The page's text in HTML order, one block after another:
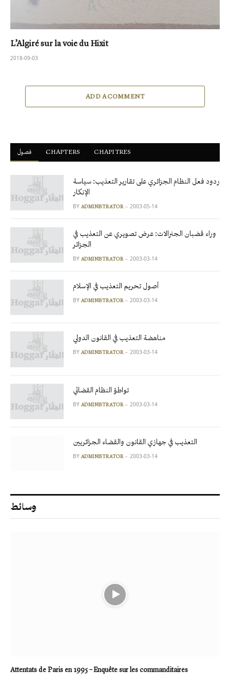
L’Algiré sur la voie du Hixit
2018-09-03
ADD A COMMENT
فصول ْCHAPTERS CHAPITRES
ردود فعل النظام الجزائري على تقارير التعذيب: سياسة
الإنكار
BY ADMINISTRATOR 2003-05-14
وراء قضبان الجنرالات: عرض تصويري عن التعذيب في
الجزائر
BY ADMINISTRATOR 2003-03-14
أصول تحريم التعذيب في الإسلام
BY ADMINISTRATOR 2003-03-14
مناهضة التعذيب في القانون الدولي
BY ADMINISTRATOR 2003-03-14
تواطؤ النظام القضائي
BY ADMINISTRATOR 2003-03-14
التعذيب في جهازي القانون والقضاء الجزائريين
BY ADMINISTRATOR 2003-03-14
وسائط
Attentats de Paris en 1995 – Enquête sur les commanditaires